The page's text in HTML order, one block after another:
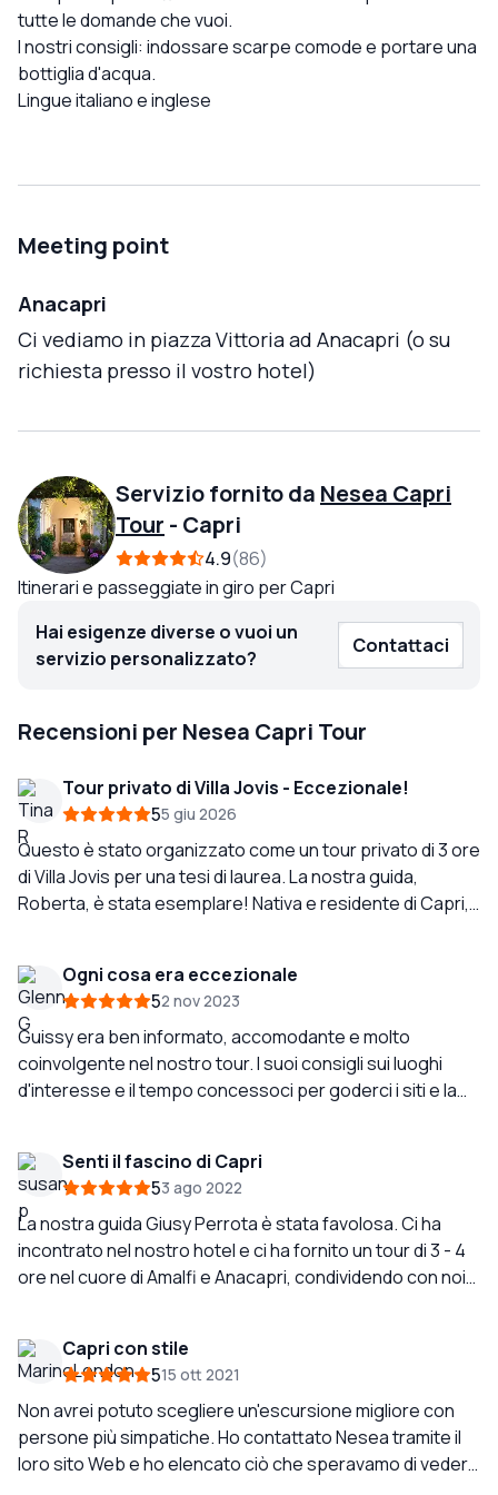
tutte le domande che vuoi.
I nostri consigli: indossare scarpe comode e portare una
bottiglia d'acqua.
Lingue italiano e inglese
Meeting point
Anacapri
Ci vediamo in piazza Vittoria ad Anacapri (o su
richiesta presso il vostro hotel)
Servizio fornito da Nesea Capri
Tour - Capri
4.9 86
Itinerari e passeggiate in giro per Capri
Hai esigenze diverse o vuoi un
servizio personalizzato?
Contattaci
Recensioni per Nesea Capri Tour
Tour privato di Villa Jovis - Eccezionale!
55 giu 2026
Questo è stato organizzato come un tour privato di 3 ore
di Villa Jovis per una tesi di laurea. La nostra guida,
Roberta, è stata esemplare! Nativa e residente di Capri,
Consiglio vivamente Nesea Tours per la loro attenzione
unica e individuale al tour che state cercando.
Ogni cosa era eccezionale
52 nov 2023
Guissy era ben informato, accomodante e molto
coinvolgente nel nostro tour. I suoi consigli sui luoghi
d'interesse e il tempo concessoci per goderci i siti e la
Guissy come amica e guida di Capri. Questo è un 5 stelle!
Senti il fascino di Capri
53 ago 2022
La nostra guida Giusy Perrota è stata favolosa. Ci ha
incontrato nel nostro hotel e ci ha fornito un tour di 3 - 4
ore nel cuore di Amalfi e Anacapri, condividendo con noi
rispondere alle nostre numerose domande e la sua
passione per le persone, il paese e il cibo si è fatta
sentire durante il tour. Ci ha dato altri consigli su cose da
fare e posti dove mangiare. Sicuramente la chiederei di
nuovo come guida.
Capri con stile
515 ott 2021
Non avrei potuto scegliere un'escursione migliore con
persone più simpatiche. Ho contattato Nesea tramite il
loro sito Web e ho elencato ciò che speravamo di vedere